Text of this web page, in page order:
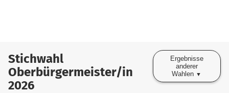
Stichwahl
Oberbürgermeister/in
2026
Ergebnisse
anderer
Wahlen